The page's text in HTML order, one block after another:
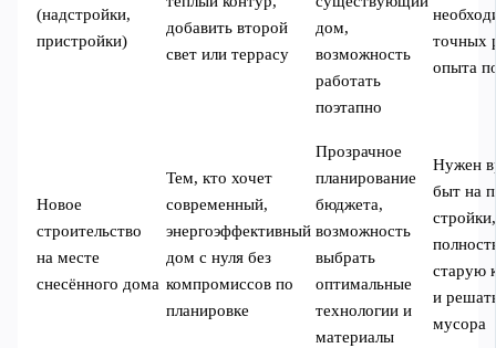
(надстройки,
пристройки)
добавить второй
свет или террасу
дом,
возможность
работать
поэтапно
точных
опыта
Новое
строительство
на месте
снесённого дома
Тем, кто хочет
современный,
энергоэффективный
дом с нуля без
компромиссов по
планировке
Прозрачное
планирование
бюджета,
возможность
выбрать
оптимальные
технологии и
материалы
Нужен
быт на
старую
и
мусора